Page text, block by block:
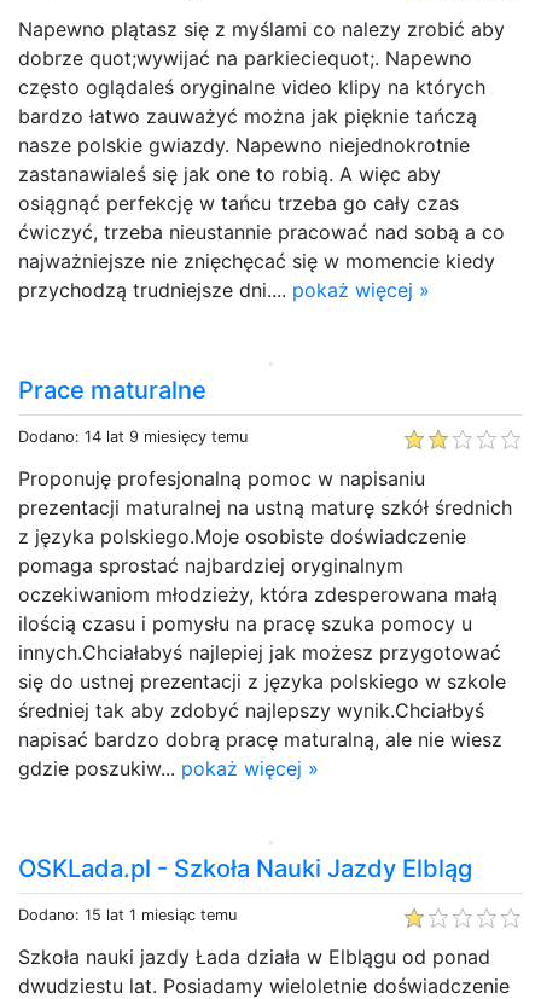
Napewno plątasz się z myślami co nalezy zrobić aby
dobrze quot;wywijać na parkieciequot;. Napewno
często oglądaleś oryginalne video klipy na których
bardzo łatwo zauważyć można jak pięknie tańczą
nasze polskie gwiazdy. Napewno niejednokrotnie
zastanawialeś się jak one to robią. A więc aby
osiągnąć perfekcję w tańcu trzeba go cały czas
ćwiczyć, trzeba nieustannie pracować nad sobą a co
najważniejsze nie znięchęcać się w momencie kiedy
przychodzą trudniejsze dni.... pokaż więcej »
Prace maturalne
Dodano: 14 lat 9 miesięcy temu
Proponuję profesjonalną pomoc w napisaniu
prezentacji maturalnej na ustną maturę szkół średnich
z języka polskiego.Moje osobiste doświadczenie
pomaga sprostać najbardziej oryginalnym
oczekiwaniom młodzieży, która zdesperowana małą
ilością czasu i pomysłu na pracę szuka pomocy u
innych.Chciałabyś najlepiej jak możesz przygotować
się do ustnej prezentacji z języka polskiego w szkole
średniej tak aby zdobyć najlepszy wynik.Chciałbyś
napisać bardzo dobrą pracę maturalną, ale nie wiesz
gdzie poszukiw... pokaż więcej »
OSKLada.pl - Szkoła Nauki Jazdy Elbląg
Dodano: 15 lat 1 miesiąc temu
Szkoła nauki jazdy Łada działa w Elblągu od ponad
dwudziestu lat. Posiadamy wieloletnie doświadczenie